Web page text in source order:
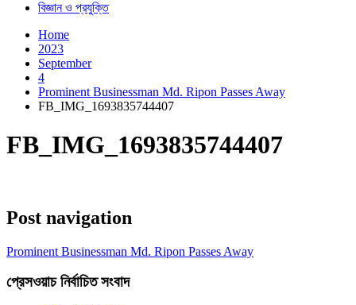
বিজ্ঞান ও প্রযুক্তি
Home
2023
September
4
Prominent Businessman Md. Ripon Passes Away
FB_IMG_1693835744407
FB_IMG_1693835744407
Post navigation
Prominent Businessman Md. Ripon Passes Away
প্রেসওয়াচ নির্বাচিত সংবাদ